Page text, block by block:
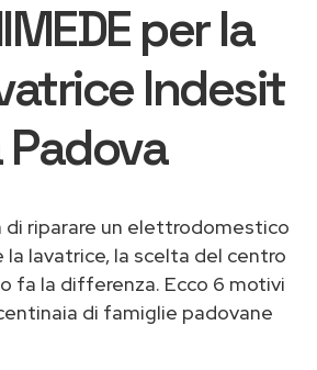
per la
Indesit
Padova
riparare un elettrodomestico
la lavatrice, la scelta del centro
fa la differenza. Ecco 6 motivi
di famiglie padovane